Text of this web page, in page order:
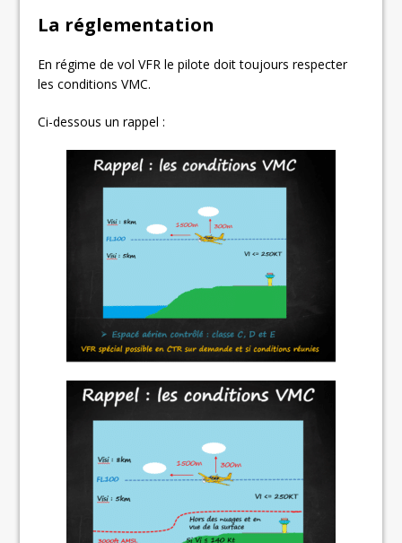
La réglementation
En régime de vol VFR le pilote doit toujours respecter
les conditions VMC.
Ci-dessous un rappel :